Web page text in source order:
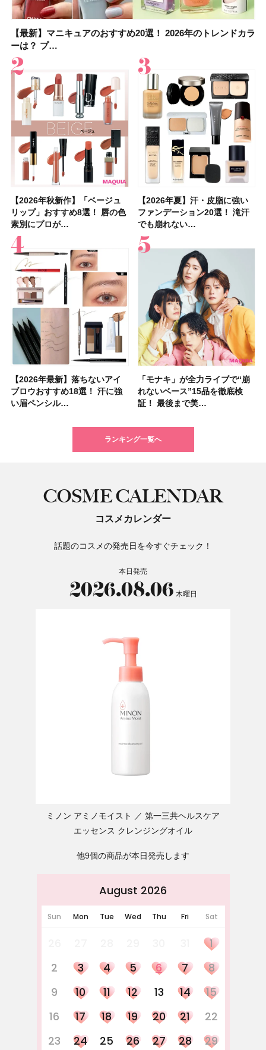
【最新】マニキュアのおすすめ20選！ 2026年のトレンドカラ
ーは？ プ…
【2026年秋新作】「ベージュ
リップ」おすすめ8選！ 唇の色
素別にプロが…
【2026年夏】汗・皮脂に強い
ファンデーション20選！ 滝汗
でも崩れない…
【2026年最新】落ちないアイ
ブロウおすすめ18選！ 汗に強
い眉ペンシル…
「モナキ」が全力ライブで“崩
れないベース”15品を徹底検
証！ 最後まで美…
【石井美保さん】おすすめの「ブライトニング」11選！ スキ
ンケアからサプ…
【2026年夏】汗に強い日焼け
止めのおすすめ13選！ 汗で塗
膜が強化され…
【クリスマスコフレ2026】ク
リニークのホリデーコフレを一
挙紹介！ 人気…
【2026夏】「ハリ・たるみケ
ア」ランキングTOP5！＜マキ
アビューティ…
【2026夏】「毛穴ケア」ラン
キングTOP5！＜マキアビュー
ティーズが投…
【最新】マニキュアのおすすめ20選！ 2026年のトレンドカラ
ーは？ プ…
【2026年秋新作】「ベージュ
リップ」おすすめ8選！ 唇の色
素別にプロが…
【2026年夏】汗・皮脂に強い
ファンデーション20選！ 滝汗
でも崩れない…
【2026年最新】落ちないアイ
ブロウおすすめ18選！ 汗に強
い眉ペンシル…
「モナキ」が全力ライブで“崩
れないベース”15品を徹底検
証！ 最後まで美…
【2026夏】「香水・フレグランス」ランキングTOP5！＜美
容マニア・マ…
【2026夏】「リップケア」ラ
ンキングTOP5！＜美容マニア
集団・マキア…
【デパコスのネイルオイル10
選】プレゼントにおすすめ！ケ
ア効果、ビジュ、…
【2026年】ボディ用日焼け止
めUVのおすすめ20選！ この夏
注目の人気…
「ミス ディオール オードゥ パ
ルファン」が新たな装いで登
場！ シルバー…
【5分で万能！ 夏レシピ】「万能ねぎ塩だれ」の作り方＆ア
レンジレシピ2品
【おすすめダイエットサプリ８
選】食べすぎた日をサポート！
選び方＆糖質・脂…
【40代以上の髪悩み おすすめ
アイテム15選】“白髪・薄毛・
うねり”に最…
【板野友美さんの美活】「最
近、下の歯の矯正を再開したん
です」オーラルケア…
【石井美保さんのおすすめお菓
子＆お茶10選】手土産にもぴっ
たり
【2026年夏】40代におすすめの髪型30選！ 若く見える・手
入れが楽な…
【2026年夏】おすすめの髪型
36選！ショート・ボブ・ミディ
アム・ロング…
【最新】髪のうねり・広がり・
くせ毛におすすめのシャンプー
17選
【2026年夏】小顔に見えるボ
ブの髪型37選！ レイヤー・切
りっぱなしな…
【2026年】最新トレンド「ボ
ブ」13種類を徹底解説！ 定番
＆人気の髪型…
【鈴木えみさんの愛用品30選】コスメ・スキンケア・ヘアケ
アetc.お気に…
【読者プレゼント】羽の見えな
いハンディファン
「baramood」を3名様…
【2026年8月の一粒万倍日】お
すすめの開運コスメ＆美容アイ
テム10選！
石井美保さん祝50歳！ アニバ
ーサリーイベントに込めた思
い、今夢中なボデ…
【無印良品】スキンケア×衣料
素材の最強タッグで実現！ 着
るだけで保湿でき…
【限定】&be「リップカラーデュオ 01 ピンクベージュ」レビ
ュー｜落ち…
【スック2026新作】秋コレク
ションを全品スウォッチ&イエ
ベブルベ分け！
LUNASOLアイカラーレーショ
ンN EX17Evening Muse …
【全色レビュー】ケイト メロ
ウブラウンアイズ限定色追加！
イエベ・ブルベ別…
【キャンメイク】売切続出！先
行発売中の「クリアヴェールセ
ッティングパウダ…
ランキング一覧へ
COSME CALENDAR
コスメカレンダー
話題のコスメの発売日を今すぐチェック！
本日発売
2026.08.06 木曜日
ミノン アミノモイスト
第一三共ヘルスケア
エッセンス クレンジングオイル
他9個の商品が本日発売します
August 2026
Sun Mon Tue Wed Thu Fri Sat
1
2
3 4 5 6 7
8
9
10 11 12 13 14
15
16
17 18 19 20 21
22
23
24 25 26 27 28
29